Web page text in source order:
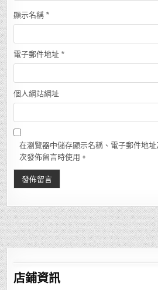
顯示名稱 *
電子郵件地址 *
個人網站網址
在瀏覽器中儲存顯示名稱、電子郵件地
次發佈留言時使用。
店鋪資訊